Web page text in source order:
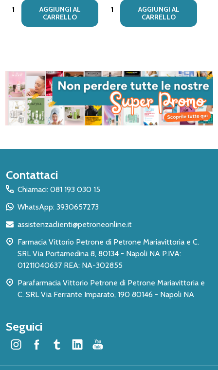
Quantità:
AGGIUNGI AL
CARRELLO
Quantità:
AGGIUNGI AL
CARRELLO
Inizio
del
piè
pagina
Contattaci
Chiamaci: 081 193 030 15
WhatsApp: 3930657273
assistenzaclienti@petroneonline.it
Farmacia Vittorio Petrone di Petrone Mariavittoria e C.
SRL Via Portamedina 8, 80134 - Napoli NA P.IVA:
01211040637 REA: NA-302855
Parafarmacia Vittorio Petrone di Petrone Mariavittoria e
C. SRL Via Ferrante Imparato, 190 80146 - Napoli NA
Seguici